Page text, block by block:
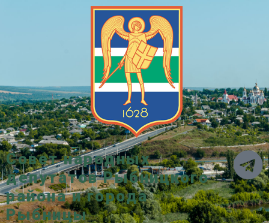
Совет народных
депутатов Рыбницкого
района и города
Рыбницы